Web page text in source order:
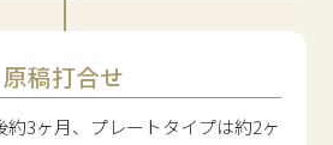
原稿打合せ
3ヶ月、プレートタイプは約2ヶ